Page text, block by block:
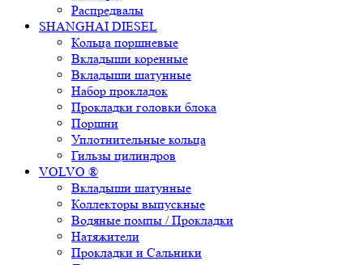
Распредвалы
SHANGHAI DIESEL
Кольца поршневые
Вкладыши коренные
Вкладыши шатунные
Набор прокладок
Прокладки головки блока
Поршни
Уплотнительные кольца
Гильзы цилиндров
VOLVO ®
Вкладыши шатунные
Коллекторы выпускные
Водяные помпы / Прокладки
Натяжители
Прокладки и Сальники